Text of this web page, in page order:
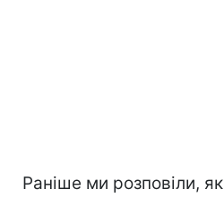
Раніше ми розповіли, як